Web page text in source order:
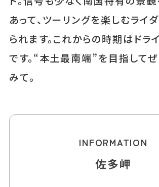
あって、ツーリングを楽しむライ
られます。これからの時期はドラ
です。“本土最南端”を目指して
みて。
INFORMATION
佐多岬